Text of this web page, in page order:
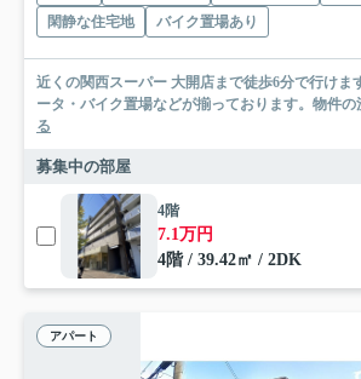
閑静な住宅地
バイク置場あり
近くの関西スーパー 大開店まで徒歩6分で行けま
ータ・バイク置場などが揃っております。物件の
る
募集中の部屋
4階
7.1万円
4階 / 39.42㎡ / 2DK
アパート